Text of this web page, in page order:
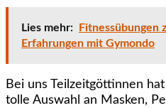
Lies mehr: Fitnessübungen
Erfahrungen mit Gymondo
Bei uns Teilzeitgöttinnen
tolle Auswahl an Masken,